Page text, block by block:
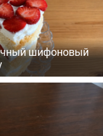
шифоновый